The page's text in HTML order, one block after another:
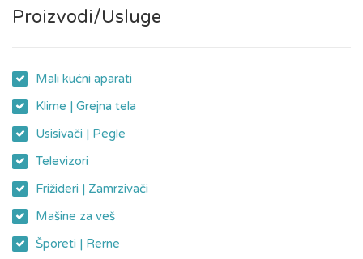
Proizvodi/Usluge
Mali kućni aparati
Klime | Grejna tela
Usisivači | Pegle
Televizori
Frižideri | Zamrzivači
Mašine za veš
Šporeti | Rerne